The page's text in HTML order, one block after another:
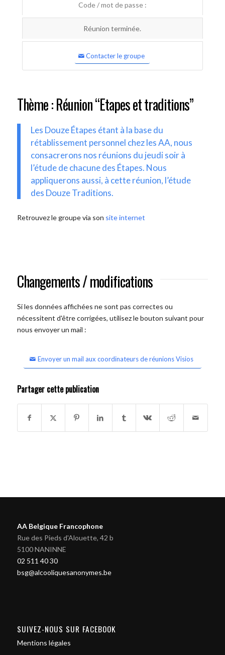
Code / mot de passe :
Réunion terminée.
Contacter le groupe
Thème : Réunion “Etapes et traditions”
Les Douze Étapes étant à la base du
rétablissement personnel chez les AA, nous
consacrerons nos réunions du jeudi soir à
l’étude de chacune des Étapes. Nous
appliquerons aussi, à cette réunion, l’étude
des Douze Traditions.
Retrouvez le groupe via son site internet
Changements / modifications
Si les données affichées ne sont pas correctes ou
nécessitent d'être corrigées, utilisez le bouton suivant pour
nous envoyer un mail :
Envoyer un mail aux coordinateurs de réunions Visios
Partager cette publication
AA Belgique Francophone
Rue des Pieds d'Alouette, 42 b
5100 NANINNE
02 511 40 30
bsg@alcooliquesanonymes.be
SUIVEZ-NOUS SUR FACEBOOK
Mentions légales